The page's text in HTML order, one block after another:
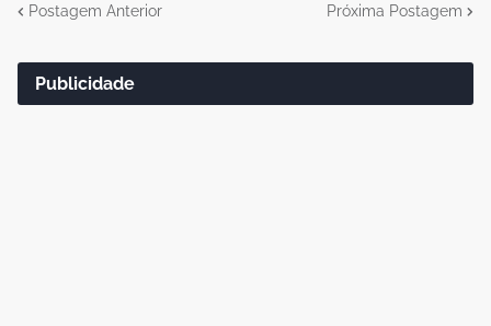
Postagem Anterior Próxima Postagem
Publicidade